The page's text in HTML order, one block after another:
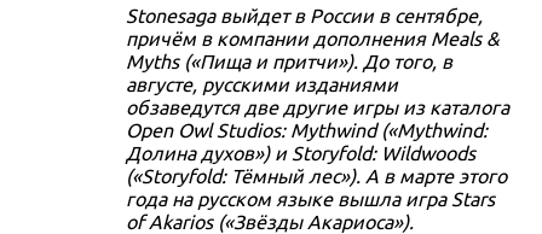
Stonesaga выйдет в России в сентябре,
причём в компании дополнения Meals &
Myths («Пища и притчи»). До того, в
августе, русскими изданиями
обзаведутся две другие игры из каталога
Open Owl Studios: Mythwind («Mythwind:
Долина духов») и Storyfold: Wildwoods
(«Storyfold: Тёмный лес»). А в марте этого
года на русском языке вышла игра Stars
of Akarios («Звёзды Акариоса»).